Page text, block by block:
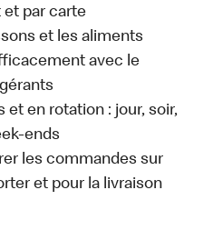
par carte
et les aliments
avec le
et en rotation : jour, soir,
ends
les commandes sur
et pour la livraison